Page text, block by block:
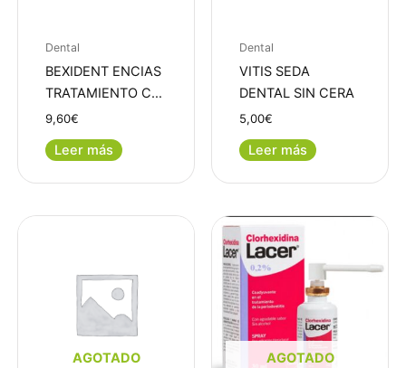
Dental
BEXIDENT ENCIAS
TRATAMIENTO C…
9,60€
Leer más
Dental
VITIS SEDA
DENTAL SIN CERA
5,00€
Leer más
AGOTADO AGOTADO